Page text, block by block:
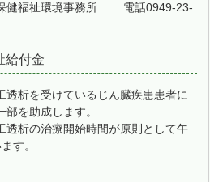
環境事務所 電話0949-23-
給付金
析を受けているじん臓疾患患者に
を助成します。
析の治療開始時間が原則として午
す。